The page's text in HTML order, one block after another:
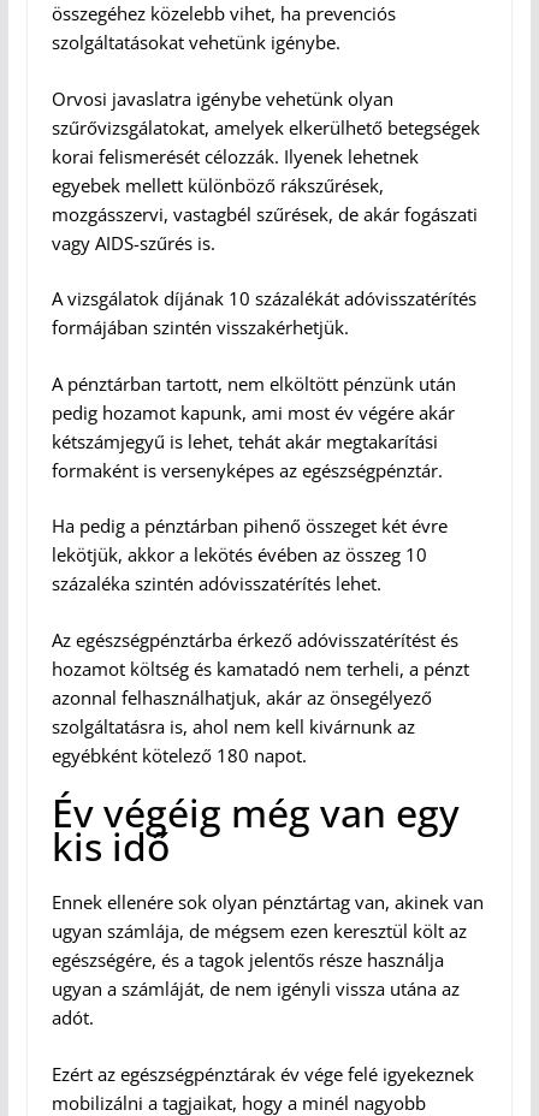
összegéhez közelebb vihet, ha prevenciós
szolgáltatásokat vehetünk igénybe.
Orvosi javaslatra igénybe vehetünk olyan
szűrővizsgálatokat, amelyek elkerülhető betegségek
korai felismerését célozzák. Ilyenek lehetnek
egyebek mellett különböző rákszűrések,
mozgásszervi, vastagbél szűrések, de akár fogászati
vagy AIDS-szűrés is.
A vizsgálatok díjának 10 százalékát adóvisszatérítés
formájában szintén visszakérhetjük.
A pénztárban tartott, nem elköltött pénzünk után
pedig hozamot kapunk, ami most év végére akár
kétszámjegyű is lehet, tehát akár megtakarítási
formaként is versenyképes az egészségpénztár.
Ha pedig a pénztárban pihenő összeget két évre
lekötjük, akkor a lekötés évében az összeg 10
százaléka szintén adóvisszatérítés lehet.
Az egészségpénztárba érkező adóvisszatérítést és
hozamot költség és kamatadó nem terheli, a pénzt
azonnal felhasználhatjuk, akár az önsegélyező
szolgáltatásra is, ahol nem kell kivárnunk az
egyébként kötelező 180 napot.
Év végéig még van egy
kis idő
Ennek ellenére sok olyan pénztártag van, akinek van
ugyan számlája, de mégsem ezen keresztül költ az
egészségére, és a tagok jelentős része használja
ugyan a számláját, de nem igényli vissza utána az
adót.
Ezért az egészségpénztárak év vége felé igyekeznek
mobilizálni a tagjaikat, hogy a minél nagyobb